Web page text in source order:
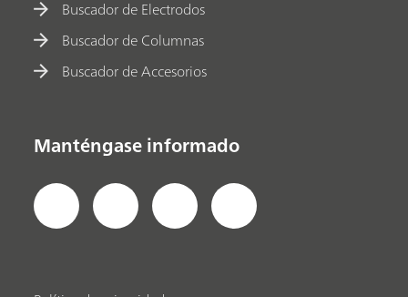
Buscador de Electrodos
Buscador de Columnas
Buscador de Accesorios
Manténgase informado